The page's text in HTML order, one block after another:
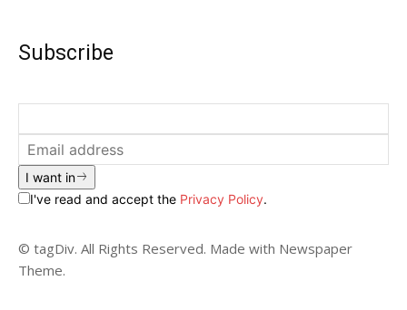
Subscribe
I want in
I've read and accept the Privacy Policy.
© tagDiv. All Rights Reserved. Made with Newspaper
Theme.